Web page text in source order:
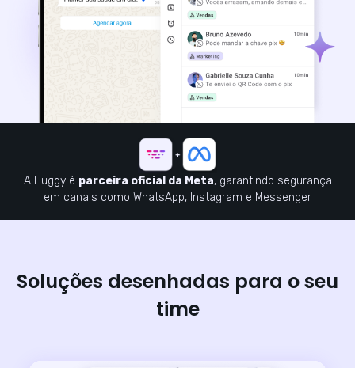
A Huggy é parceira oficial da Meta, garantindo segurança
em canais como WhatsApp, Instagram e Messenger
Soluções desenhadas para o seu
time